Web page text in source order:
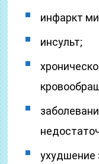
инфаркт
инсульт;
ухудшение